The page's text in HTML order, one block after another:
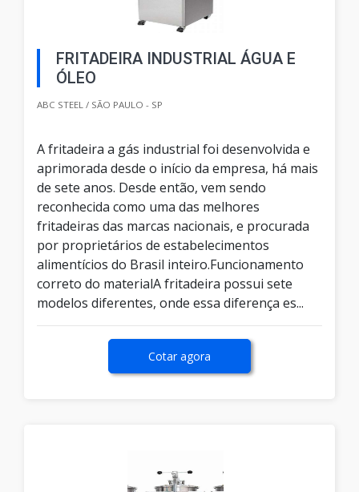
FRITADEIRA INDUSTRIAL ÁGUA E
ÓLEO
ABC STEEL / SÃO PAULO - SP
A fritadeira a gás industrial foi desenvolvida e
aprimorada desde o início da empresa, há mais
de sete anos. Desde então, vem sendo
reconhecida como uma das melhores
fritadeiras das marcas nacionais, e procurada
por proprietários de estabelecimentos
alimentícios do Brasil inteiro.Funcionamento
correto do materialA fritadeira possui sete
modelos diferentes, onde essa diferença es...
Cotar agora